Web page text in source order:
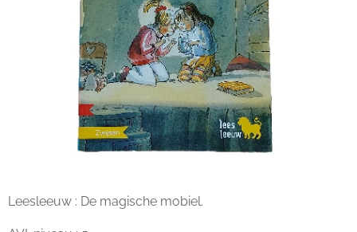
Leesleeuw : De magische mobiel.